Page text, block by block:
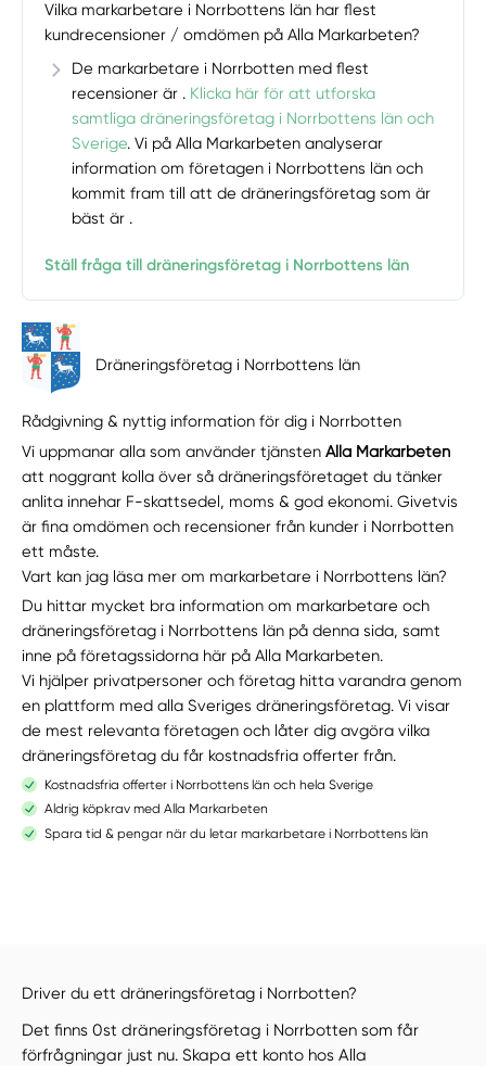
Vilka markarbetare i Norrbottens län har flest
kundrecensioner / omdömen på Alla Markarbeten?
De markarbetare i Norrbotten med flest
recensioner är . Klicka här för att utforska
samtliga dräneringsföretag i Norrbottens län och
Sverige. Vi på Alla Markarbeten analyserar
information om företagen i Norrbottens län och
kommit fram till att de dräneringsföretag som är
bäst är .
Ställ fråga till dräneringsföretag i Norrbottens län
Dräneringsföretag i Norrbottens län
Rådgivning & nyttig information för dig i Norrbotten
Vi uppmanar alla som använder tjänstenAlla Markarbeten
att noggrant kolla över så dräneringsföretaget du tänker
anlita innehar F-skattsedel, moms & god ekonomi. Givetvis
är fina omdömen och recensioner från kunder i Norrbotten
ett måste.
Vart kan jag läsa mer om markarbetare i Norrbottens län?
Du hittar mycket bra information om markarbetare och
dräneringsföretag i Norrbottens län på denna sida, samt
inne på företagssidorna här på Alla Markarbeten.
Vi hjälper privatpersoner och företag hitta varandra genom
en plattform med alla Sveriges dräneringsföretag. Vi visar
de mest relevanta företagen och låter dig avgöra vilka
dräneringsföretag du får kostnadsfria offerter från.
Kostnadsfria offerter i Norrbottens län och hela Sverige
Aldrig köpkrav med Alla Markarbeten
Spara tid & pengar när du letar markarbetare i Norrbottens län
Driver du ett dräneringsföretag i Norrbotten?
Det finns 0st dräneringsföretag i Norrbotten som får
förfrågningar just nu. Skapa ett konto hos Alla